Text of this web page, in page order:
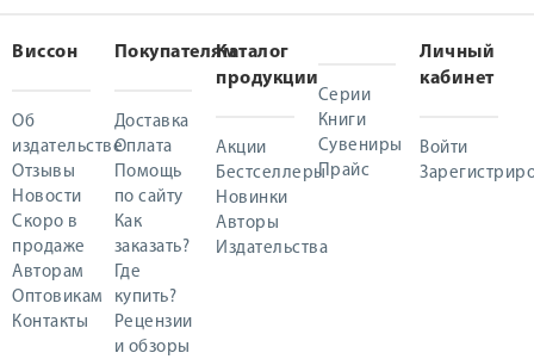
Виссон
Об
издательстве
Отзывы
Новости
Скоро в
продаже
Авторам
Оптовикам
Контакты
Покупателям
Доставка
Оплата
Помощь
по сайту
Как
заказать?
Где
купить?
Рецензии
и обзоры
Каталог
продукции
Акции
Бестселлеры
Новинки
Авторы
Издательства
Серии
Книги
Сувениры
Прайс
Личный
кабинет
Войти